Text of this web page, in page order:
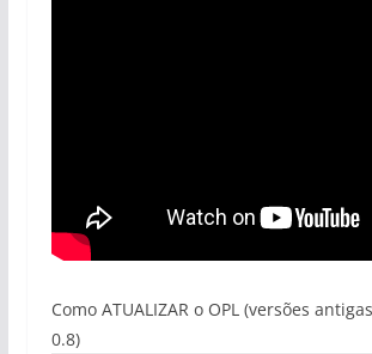
Como ATUALIZAR o OPL (versões
0.8)